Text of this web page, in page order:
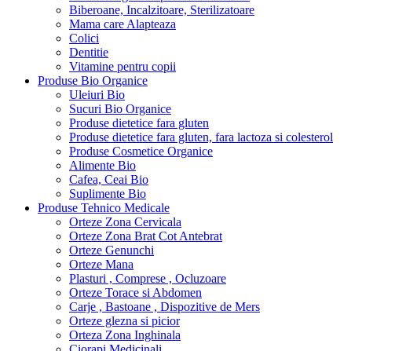
Biberoane, Incalzitoare, Sterilizatoare
Mama care Alapteaza
Colici
Dentitie
Vitamine pentru copii
Produse Bio Organice
Uleiuri Bio
Sucuri Bio Organice
Produse dietetice fara gluten
Produse dietetice fara gluten, fara lactoza si colesterol
Produse Cosmetice Organice
Alimente Bio
Cafea, Ceai Bio
Suplimente Bio
Produse Tehnico Medicale
Orteze Zona Cervicala
Orteze Zona Brat Cot Antebrat
Orteze Genunchi
Orteze Mana
Plasturi , Comprese , Ocluzoare
Orteze Torace si Abdomen
Carje , Bastoane , Dispozitive de Mers
Orteze glezna si picior
Orteza Zona Inghinala